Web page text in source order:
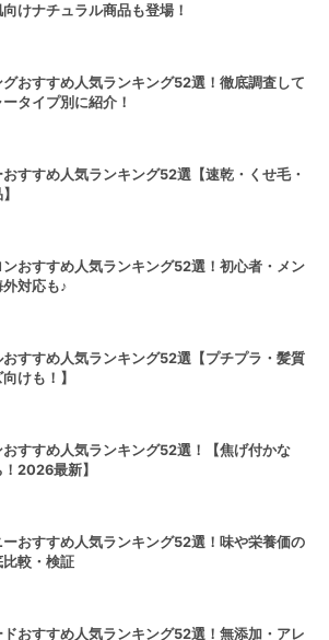
けナチュラル商品も登場！
グおすすめ人気ランキング52選！徹底調査して
タイプ別に紹介！
おすすめ人気ランキング52選【速乾・くせ毛・
おすすめ人気ランキング52選！初心者・メン
対応も♪
すすめ人気ランキング52選【プチプラ・髪質
けも！】
おすすめ人気ランキング52選！【焦げ付かな
2026最新】
ーおすすめ人気ランキング52選！味や栄養価の
較・検証
ドおすすめ人気ランキング52選！無添加・アレ